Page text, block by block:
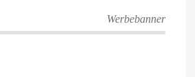
Werbebanner